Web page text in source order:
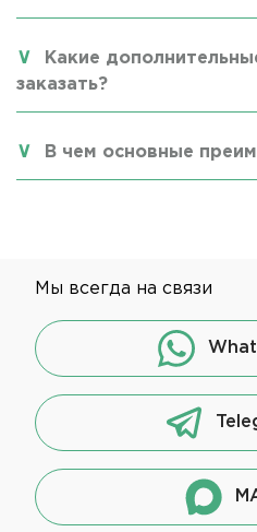
Какие
заказать?
В чем основные
Мы всегда на связи